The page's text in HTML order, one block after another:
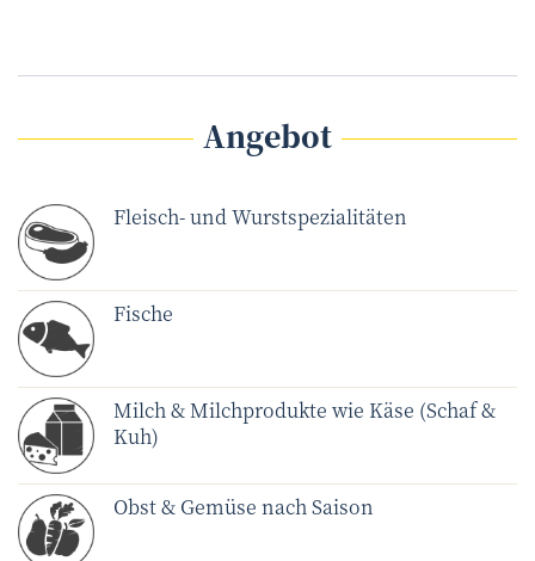
Angebot
Fleisch- und Wurstspezialitäten
Fische
Milch & Milchprodukte wie Käse (Schaf &
Kuh)
Obst & Gemüse nach Saison